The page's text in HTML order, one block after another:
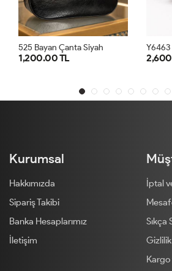
525 Bayan Çanta Siyah
1,200.00 TL
Kurumsal
Hakkımızda
Sipariş Takibi
Banka Hesaplarımız
İletişim
İptal
Sıkça
Kargo